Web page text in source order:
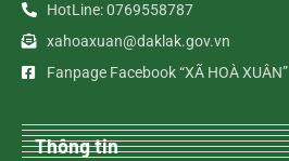
HotLine: 0769558787
xahoaxuan@daklak.gov.vn
Fanpage Facebook “XÃ HOÀ XUÂN”
Thông tin